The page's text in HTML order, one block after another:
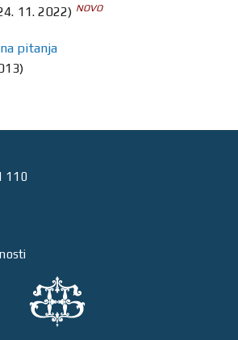
11. 2022) NOVO
pitanja
110